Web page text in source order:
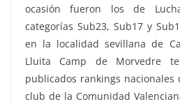
ocasión fueron los de
categorías Sub23, Sub17 y
en la localidad sevillana de
Lluita Camp de Morvedre
publicados rankings nacionales
club de la Comunidad